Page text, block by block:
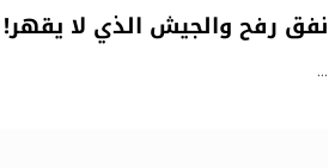
نفق رفح والجيش الذي لا يقهر!
…